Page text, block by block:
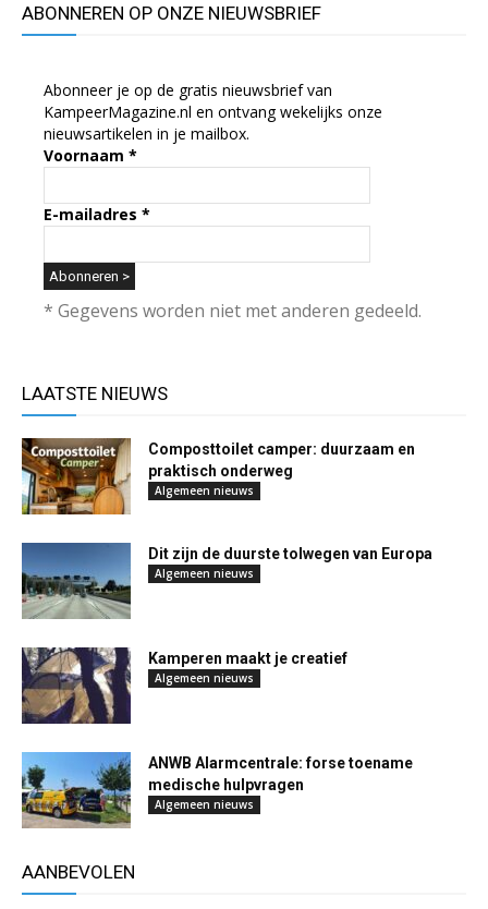
ABONNEREN OP ONZE NIEUWSBRIEF
Abonneer je op de gratis nieuwsbrief van
KampeerMagazine.nl en ontvang wekelijks onze
nieuwsartikelen in je mailbox.
Voornaam *
E-mailadres *
* Gegevens worden niet met anderen gedeeld.
LAATSTE NIEUWS
Composttoilet camper: duurzaam en
praktisch onderweg
Algemeen nieuws
Dit zijn de duurste tolwegen van Europa
Algemeen nieuws
Kamperen maakt je creatief
Algemeen nieuws
ANWB Alarmcentrale: forse toename
medische hulpvragen
Algemeen nieuws
AANBEVOLEN